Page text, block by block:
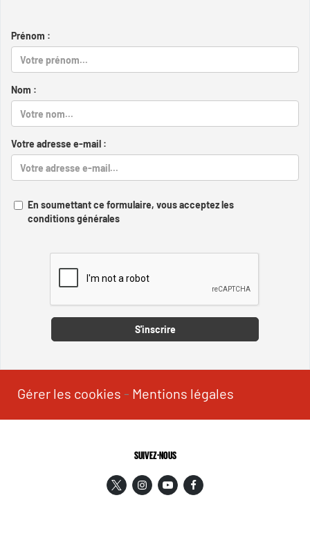
Prénom :
Nom :
Votre adresse e-mail :
En soumettant ce formulaire, vous acceptez les
conditions générales
S'inscrire
Gérer les cookies - Mentions légales
SUIVEZ-NOUS